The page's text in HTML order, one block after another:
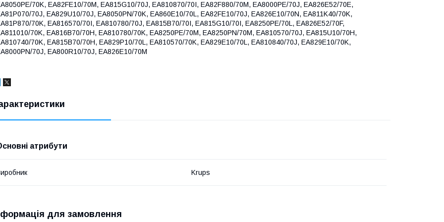
70K, EA82FE10/70M, EA815G10/70J, EA810870/70I, EA82F880/70M, EA8000PE/70J, EA826E52/70E,
70J, EA829U10/70J, EA8050PN/70K, EA860E10/70L, EA82FE10/70J, EA826E10/70N, EA811K40/70K,
70K, EA816570/70I, EA810780/70J, EA815B70/70I, EA815G10/70I, EA8250PE/70L, EA826E52/70F,
70K, EA816B70/70H, EA810780/70K, EA8250PE/70M, EA8250PN/70M, EA810570/70J, EA815U10/70H,
70K, EA815B70/70H, EA829P10/70L, EA810570/70K, EA829E10/70L, EA810840/70J, EA829E10/70K,
70J, EA800R10/70J, EA826E10/70M
атрибути
Krups
для замовлення